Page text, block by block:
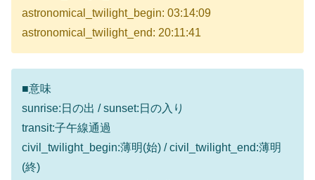
astronomical_twilight_begin: 03:14:09
astronomical_twilight_end: 20:11:41
■意味
sunrise:日の出 / sunset:日の入り
transit:子午線通過
civil_twilight_begin:薄明(始) / civil_twilight_end:薄明
(終)